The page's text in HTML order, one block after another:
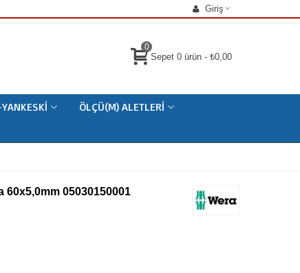
Giriş
0
Sepet 0 ürün - ₺0,00
ÖLÇÜ(M) ALETLERI
60x5,0mm 05030150001